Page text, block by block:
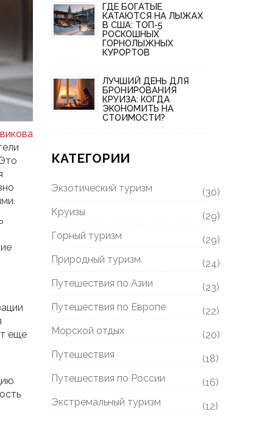
еще
ГДЕ БОГАТЫЕ
КАТАЮТСЯ НА ЛЫЖАХ
В США: ТОП-5
РОСКОШНЫХ
ГОРНОЛЫЖНЫХ
КУРОРТОВ
ЛУЧШИЙ ДЕНЬ ДЛЯ
БРОНИРОВАНИЯ
КРУИЗА: КОГДА
ЭКОНОМИТЬ НА
СТОИМОСТИ?
КАТЕГОРИИ
Экзотический туризм
(30)
Круизы
(29)
Горный туризм
(29)
Природный туризм
(24)
Путешествия по Азии
(23)
Путешествия по Европе
(22)
Морской отдых
(20)
Путешествия
(18)
Путешествия по России
(16)
Экстремальный туризм
(12)